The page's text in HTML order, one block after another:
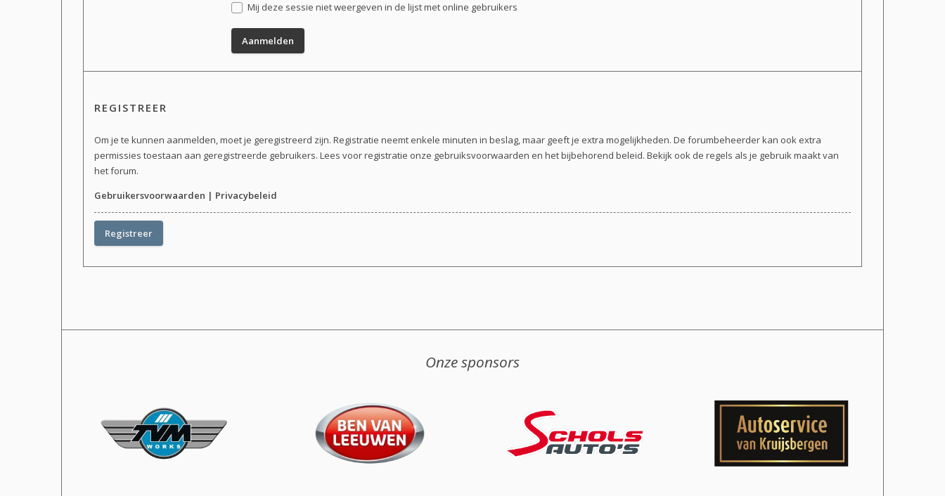
Mij deze sessie niet weergeven in de lijst met online gebruikers
REGISTREER
Om je te kunnen aanmelden, moet je geregistreerd zijn. Registratie neemt enkele minuten in beslag, maar geeft je extra mogelijkheden. De forumbeheerder kan ook extra
permissies toestaan aan geregistreerde gebruikers. Lees voor registratie onze gebruiksvoorwaarden en het bijbehorend beleid. Bekijk ook de regels als je gebruik maakt van
het forum.
Gebruikersvoorwaarden | Privacybeleid
Registreer
Onze sponsors